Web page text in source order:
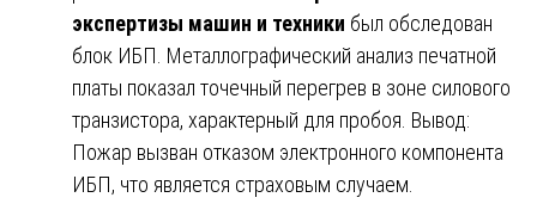
экспертизы машин и техники был обследован
блок ИБП. Металлографический анализ печатной
платы показал точечный перегрев в зоне силового
транзистора, характерный для пробоя. Вывод:
Пожар вызван отказом электронного компонента
ИБП, что является страховым случаем.